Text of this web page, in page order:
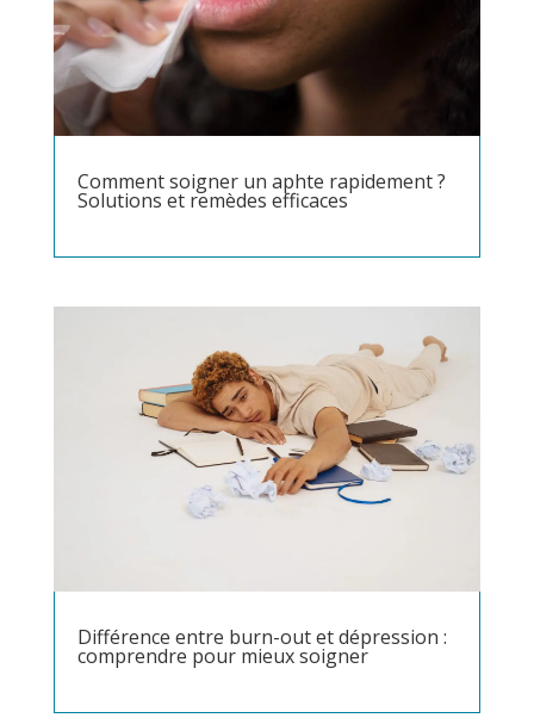
Comment soigner un aphte rapidement ?
Solutions et remèdes efficaces
Différence entre burn-out et dépression :
comprendre pour mieux soigner